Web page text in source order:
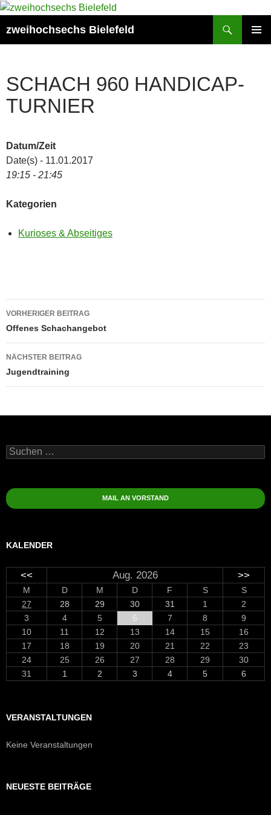
Zum
springen
zweihochsechs Bielefeld
SCHACH 960 HANDICAP-
TURNIER
Datum/Zeit
Date(s) - 11.01.2017
19:15 - 21:45
Kategorien
Kurioses & Abseitiges
Beitragsnavigation
VORHERIGER BEITRAG
Offenes Schachangebot
NÄCHSTER BEITRAG
Jugendtraining
Suchen
nach:
MAIL AN VORSTAND
KALENDER
<< Aug. 2026 >>
M D M D F S
S
27
28 29 30 31 1
2
3
4 5 6 7 8
9
10
11 12 13 14 15
16
17
18 19 20 21 22
23
24
25 26 27 28 29
30
31
1 2 3 4 5 6
VERANSTALTUNGEN
Keine Veranstaltungen
NEUESTE BEITRÄGE